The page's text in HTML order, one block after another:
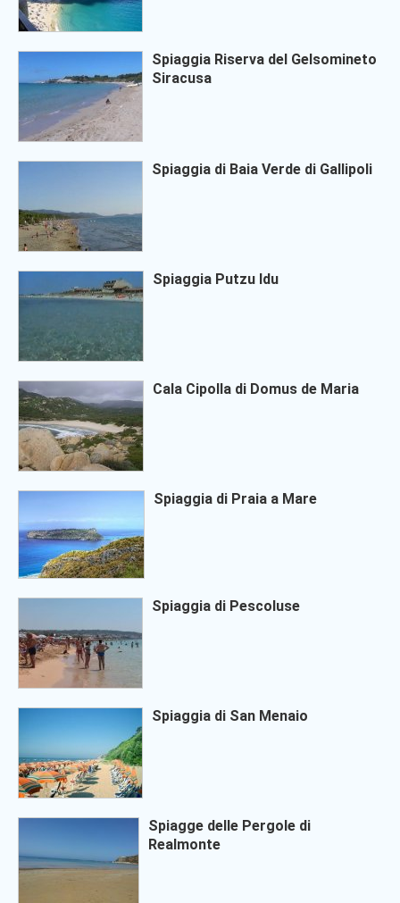
Spiaggia Riserva del Gelsomineto
Siracusa
Spiaggia di Baia Verde di Gallipoli
Spiaggia Putzu Idu
Cala Cipolla di Domus de Maria
Spiaggia di Praia a Mare
Spiaggia di Pescoluse
Spiaggia di San Menaio
Spiagge delle Pergole di
Realmonte